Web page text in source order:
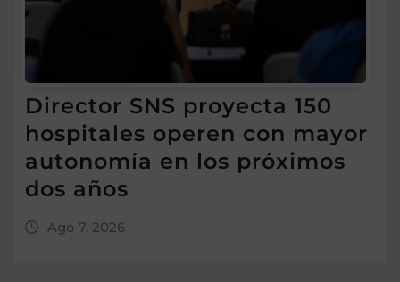
Director SNS proyecta 150
hospitales operen con mayor
autonomía en los próximos
dos años
Ago 7, 2026